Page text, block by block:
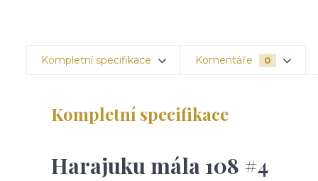
Kompletní specifikace Komentáře 0
Kompletní specifikace
Harajuku mála 108 #4